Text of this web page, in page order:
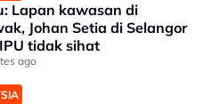
Lapan kawasan di
Johan Setia di Selangor
tidak sihat
ago